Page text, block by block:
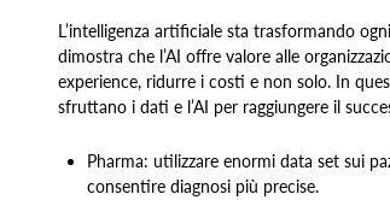
L’intelligenza artificiale sta trasformando
dimostra che l’AI offre valore alle
experience, ridurre i costi e non solo. In
sfruttano i dati e l’AI per raggiungere il
Pharma: utilizzare enormi data set sui
consentire diagnosi più precise.